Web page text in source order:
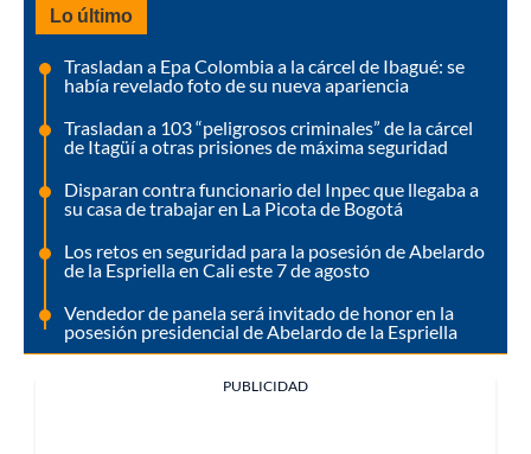
Lo último
Trasladan a Epa Colombia a la cárcel de Ibagué: se
había revelado foto de su nueva apariencia
Trasladan a 103 “peligrosos criminales” de la cárcel
de Itagüí a otras prisiones de máxima seguridad
Disparan contra funcionario del Inpec que llegaba a
su casa de trabajar en La Picota de Bogotá
Los retos en seguridad para la posesión de Abelardo
de la Espriella en Cali este 7 de agosto
Vendedor de panela será invitado de honor en la
posesión presidencial de Abelardo de la Espriella
PUBLICIDAD